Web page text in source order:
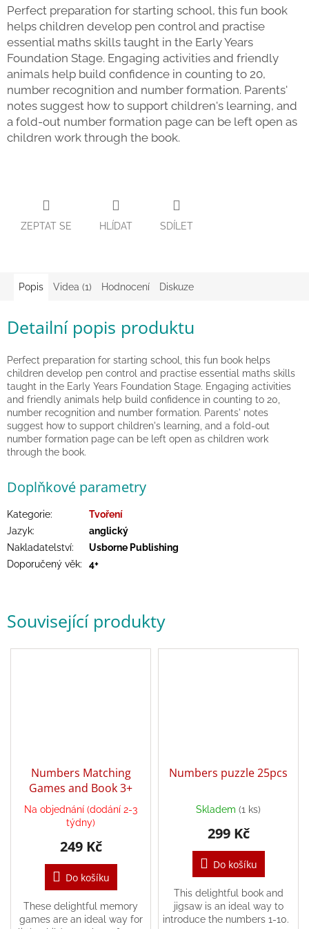
Zpátky
do
školy
Hračky
dle
tématu
Látkové
panenky
a
Puzzle
Šátky
a
kostýmy
Tvoření
Waldorf
Dárkové
poukazy
Doplňky
pro
děti
CZK
/
Perfect preparation for starting school, this fun book
helps children develop pen control and practise
essential maths skills taught in the Early Years
Foundation Stage. Engaging activities and friendly
animals help build confidence in counting to 20,
number recognition and number formation. Parents'
notes suggest how to support children's learning, and
a fold-out number formation page can be left open as
children work through the book.
ZEPTAT SE HLÍDAT SDÍLET
Související produkty
Numbers Matching
Games and Book 3+
Na objednání (dodání 2-3
týdny)
249 Kč
Do košíku
These delightful memory
games are an ideal way for
Numbers puzzle 25pcs
Skladem (1 ks)
299 Kč
Do košíku
This delightful book and
jigsaw is an ideal way to
introduce the numbers 1-10.
Popis Videa (1) Hodnocení Diskuze
Detailní popis produktu
Perfect preparation for starting school, this fun book helps
children develop pen control and practise essential maths skills
taught in the Early Years Foundation Stage. Engaging activities
and friendly animals help build confidence in counting to 20,
number recognition and number formation. Parents' notes
suggest how to support children's learning, and a fold-out
number formation page can be left open as children work
through the book.
Doplňkové parametry
Kategorie:
Tvoření
Jazyk:
anglický
Nakladatelství:
Usborne Publishing
Doporučený věk: 4+